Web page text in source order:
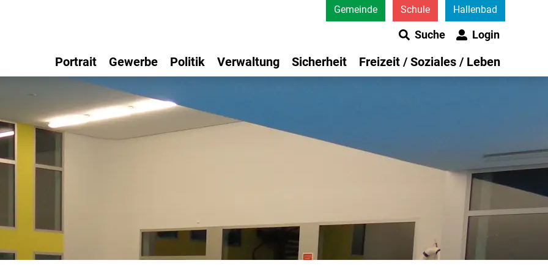
Gemeinde Schule Hallenbad
Suche Login
Portrait Gewerbe Politik Verwaltung Sicherheit Freizeit / Soziales / Leben